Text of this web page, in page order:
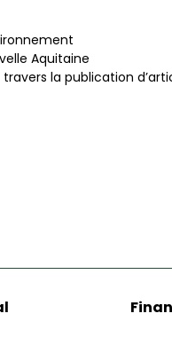
Aquitaine
la publication